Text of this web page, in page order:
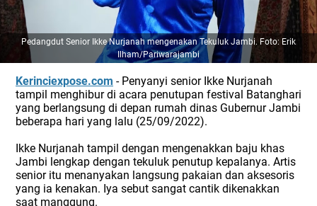
Pedangdut Senior Ikke Nurjanah mengenakan Tekuluk Jambi. Foto: Erik
Ilham/Pariwarajambi
Kerinciexpose.com - Penyanyi senior Ikke Nurjanah
tampil menghibur di acara penutupan festival Batanghari
yang berlangsung di depan rumah dinas Gubernur Jambi
beberapa hari yang lalu (25/09/2022).
Ikke Nurjanah tampil dengan mengenakkan baju khas
Jambi lengkap dengan tekuluk penutup kepalanya. Artis
senior itu menanyakan langsung pakaian dan aksesoris
yang ia kenakan. Iya sebut sangat cantik dikenakkan
saat manggung.